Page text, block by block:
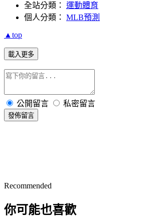
全站分類： 運動體育
個人分類： MLB預測
▲top
載入更多
公開留言 私密留言
發佈留言
Recommended
你可能也喜歡